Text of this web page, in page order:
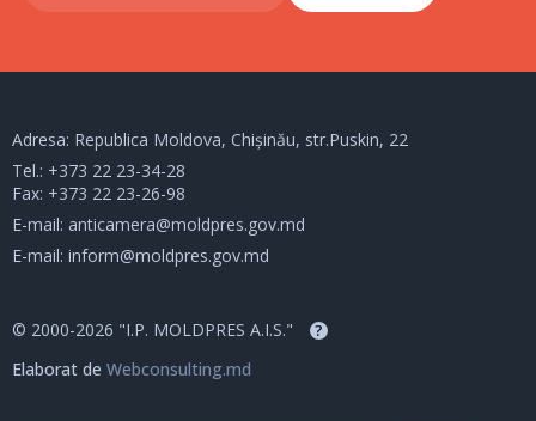
Adresa: Republica Moldova, Chișinău, str.Puskin, 22
Tel.: +373 22 23-34-28
Fax: +373 22 23-26-98
E-mail: anticamera@moldpres.gov.md
E-mail: inform@moldpres.gov.md
© 2000-2026 "I.P. MOLDPRES A.I.S." ?
Elaborat de Webconsulting.md